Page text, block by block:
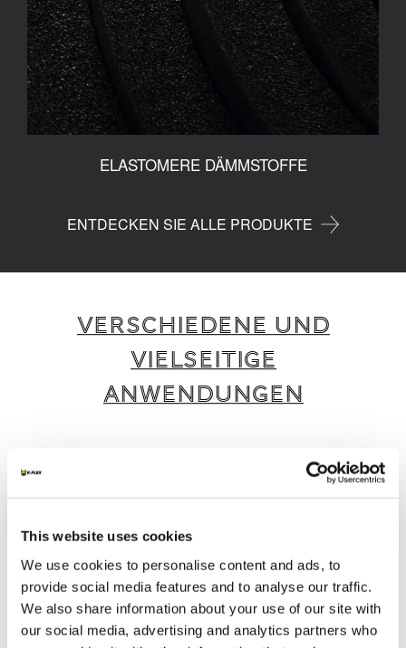
This website uses cookies
We use cookies to personalise content and ads, to
provide social media features and to analyse our traffic.
We also share information about your use of our site with
our social media, advertising and analytics partners who
ELASTOMERE DÄMMSTOFFE
ENTDECKEN SIE ALLE PRODUKTE
VERSCHIEDENE UND
VIELSEITIGE
ANWENDUNGEN
K-FLEX bietet eine breite Palette intelligenter
und nachhaltiger Produkte und Dienstleistungen,
Branchen geeignet sind.
/4